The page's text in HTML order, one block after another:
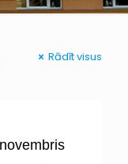
Rādīt visus